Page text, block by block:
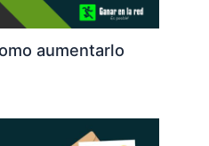
aumentarlo